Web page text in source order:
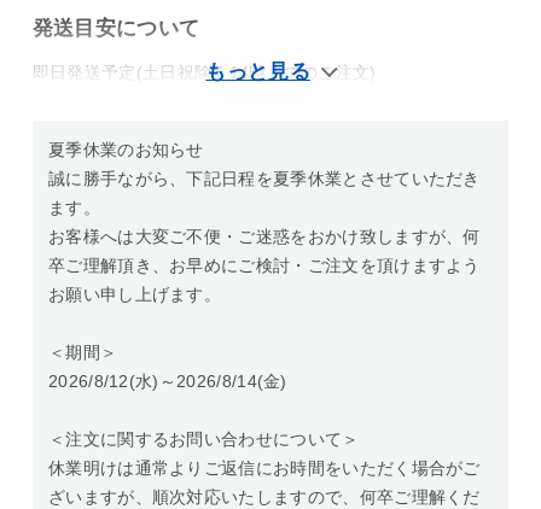
発送目安について
即日発送予定(土日祝除く14時までのご注文)
夏季休業のお知らせ
誠に勝手ながら、下記日程を夏季休業とさせていただき
ます。
お客様へは大変ご不便・ご迷惑をおかけ致しますが、何
卒ご理解頂き、お早めにご検討・ご注文を頂けますよう
お願い申し上げます。
＜期間＞
2026/8/12(水)～2026/8/14(金)
＜注文に関するお問い合わせについて＞
休業明けは通常よりご返信にお時間をいただく場合がご
ざいますが、順次対応いたしますので、何卒ご理解くだ